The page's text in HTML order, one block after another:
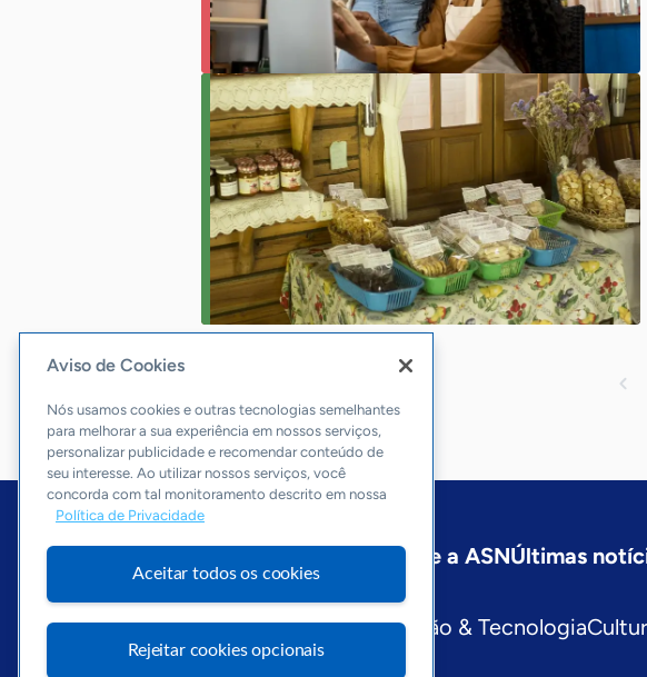
Sobre a ASNÚltimas
Editorias
Economia & PolíticaInovação & Tecnologia
Aviso de Cookies
Nós usamos cookies e outras tecnologias semelhantes
para melhorar a sua experiência em nossos serviços,
personalizar publicidade e recomendar conteúdo de
seu interesse. Ao utilizar nossos serviços, você
concorda com tal monitoramento descrito em nossa
Política de Privacidade
Aceitar todos os cookies
Rejeitar cookies opcionais